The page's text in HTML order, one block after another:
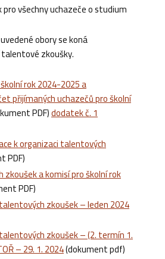
všechny uchazeče o studium
obory se koná
zkoušky.
rok 2024-2025 a
přijímaných uchazečů pro školní
PDF)dodatek č. 1
k organizaci talentových
PDF)
a komisí pro školní rok
PDF)
zkoušek – leden 2024
zkoušek – (2. termín 1.
– 29. 1. 2024(dokument pdf)